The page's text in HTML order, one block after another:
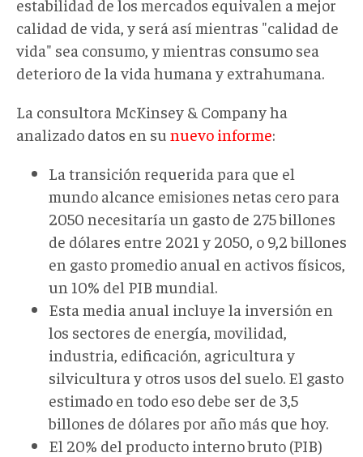
estabilidad de los mercados equivalen a mejor
calidad de vida, y será así mientras "calidad de
vida" sea consumo, y mientras consumo sea
deterioro de la vida humana y extrahumana.
La consultora McKinsey & Company ha
analizado datos en su nuevo informe:
La transición requerida para que el
mundo alcance emisiones netas cero para
2050 necesitaría un gasto de 275 billones
de dólares entre 2021 y 2050, o 9,2 billones
en gasto promedio anual en activos físicos,
un 10% del PIB mundial.
Esta media anual incluye la inversión en
los sectores de energía, movilidad,
industria, edificación, agricultura y
silvicultura y otros usos del suelo. El gasto
estimado en todo eso debe ser de 3,5
billones de dólares por año más que hoy.
El 20% del producto interno bruto (PIB)